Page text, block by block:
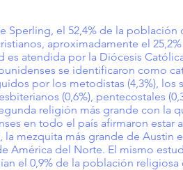
Sperling, el 52,4% de la
aproximadamente el
es atendida por la Diócesis
se identificaron como
por los metodistas (4,3%),
(0,6%), pentecostales
religión más grande con la
en todo el país afirmaron estar
la mezquita más grande de
América del Norte. El mismo
el 0,9% de la población